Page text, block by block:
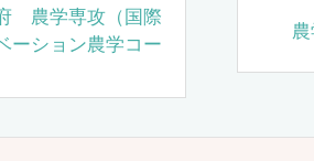
農学専攻（国際
ーション農学コー